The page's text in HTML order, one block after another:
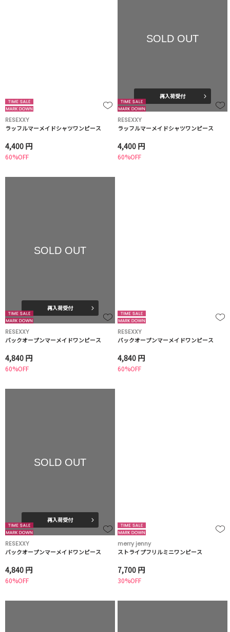
RESEXXY
ラッフルマーメイドシャツワンピース
4,400 円
60%OFF
SOLD OUT
再入荷受付
RESEXXY
ラッフルマーメイドシャツワンピース
4,400 円
60%OFF
SOLD OUT
再入荷受付
RESEXXY
バックオープンマーメイドワンピース
4,840 円
60%OFF
RESEXXY
バックオープンマーメイドワンピース
4,840 円
60%OFF
SOLD OUT
再入荷受付
RESEXXY
バックオープンマーメイドワンピース
4,840 円
60%OFF
merry jenny
ストライプフリルミニワンピース
7,700 円
30%OFF